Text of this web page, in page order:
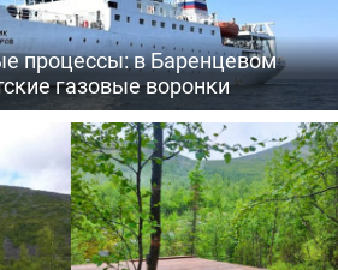
процессы: в Баренцевом
газовые воронки